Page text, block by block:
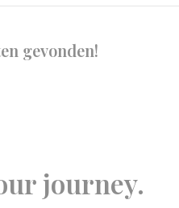
gevonden!
journey.